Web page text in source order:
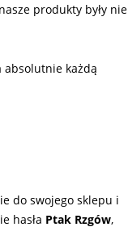
produkty były nie
absolutnie każdą
do swojego sklepu i
hasła Ptak Rzgów,